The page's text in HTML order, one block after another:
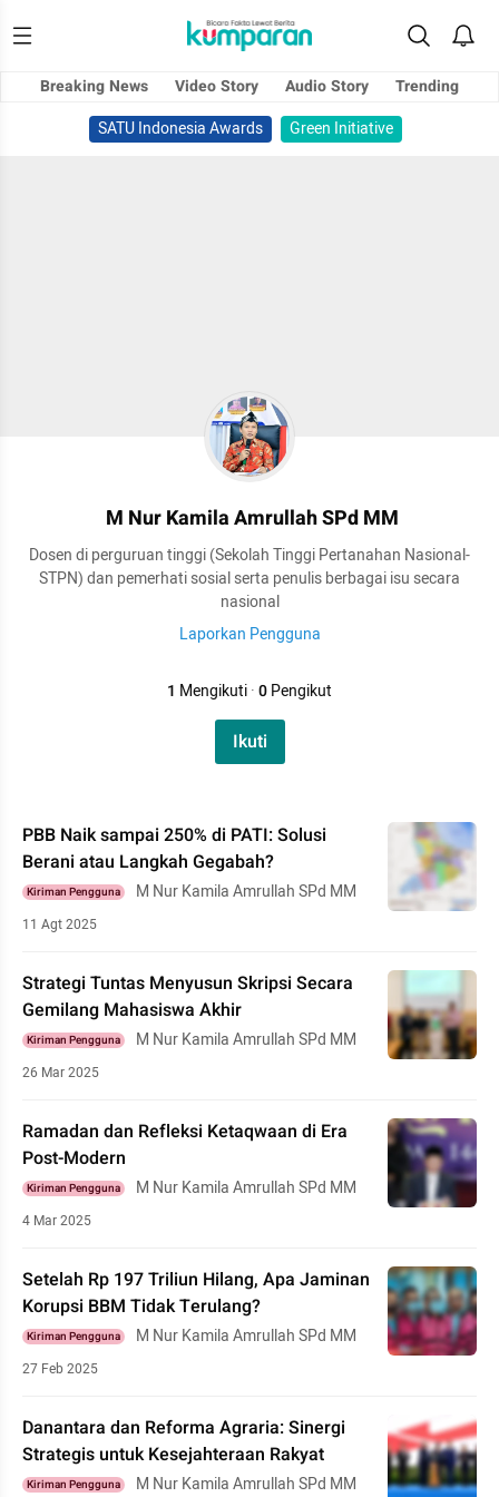
Breaking News Video Story Audio Story
Trending
SATU Indonesia Awards
Green Initiative
M Nur Kamila Amrullah SPd MM
Dosen di perguruan tinggi (Sekolah Tinggi Pertanahan Nasional-
STPN) dan pemerhati sosial serta penulis berbagai isu secara
nasional
Laporkan Pengguna
1 Mengikuti·0Pengikut
Ikuti
PBB Naik sampai 250% di PATI: Solusi
Berani atau Langkah Gegabah?
Kiriman Pengguna M Nur Kamila Amrullah SPd MM
11 Agt 2025
Strategi Tuntas Menyusun Skripsi Secara
Gemilang Mahasiswa Akhir
Kiriman Pengguna M Nur Kamila Amrullah SPd MM
26 Mar 2025
Ramadan dan Refleksi Ketaqwaan di Era
Post-Modern
Kiriman Pengguna M Nur Kamila Amrullah SPd MM
4 Mar 2025
Setelah Rp 197 Triliun Hilang, Apa Jaminan
Korupsi BBM Tidak Terulang?
Kiriman Pengguna M Nur Kamila Amrullah SPd MM
27 Feb 2025
Danantara dan Reforma Agraria: Sinergi
Strategis untuk Kesejahteraan Rakyat
Kiriman Pengguna M Nur Kamila Amrullah SPd MM